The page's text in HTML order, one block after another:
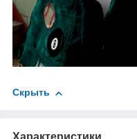
Скрыть